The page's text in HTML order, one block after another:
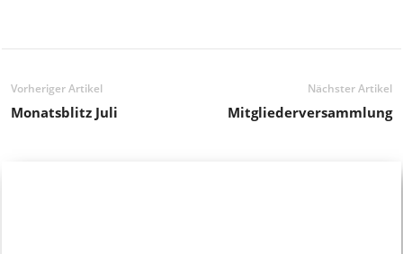
Vorheriger Artikel
Monatsblitz Juli
Nächster Artikel
Mitgliederversammlung